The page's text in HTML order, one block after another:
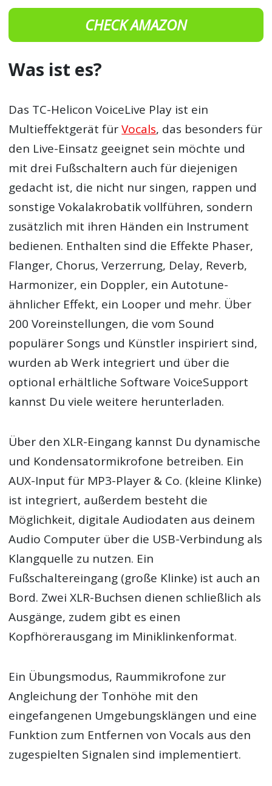
CHECK AMAZON
Was ist es?
Das TC-Helicon VoiceLive Play ist ein
Multieffektgerät fürVocals, das besonders für
den Live-Einsatz geeignet sein möchte und
mit drei Fußschaltern auch für diejenigen
gedacht ist, die nicht nur singen, rappen und
sonstige Vokalakrobatik vollführen, sondern
zusätzlich mit ihren Händen ein Instrument
bedienen. Enthalten sind die Effekte Phaser,
Flanger, Chorus, Verzerrung, Delay, Reverb,
Harmonizer, ein Doppler, ein Autotune-
ähnlicher Effekt, ein Looper und mehr. Über
200 Voreinstellungen, die vom Sound
populärer Songs und Künstler inspiriert sind,
wurden ab Werk integriert und über die
optional erhältliche Software VoiceSupport
kannst Du viele weitere herunterladen.
Über den XLR-Eingang kannst Du dynamische
und Kondensatormikrofone betreiben. Ein
AUX-Input für MP3-Player & Co. (kleine Klinke)
ist integriert, außerdem besteht die
Möglichkeit, digitale Audiodaten aus deinem
Audio Computer über die USB-Verbindung als
Klangquelle zu nutzen. Ein
Fußschaltereingang (große Klinke) ist auch an
Bord. Zwei XLR-Buchsen dienen schließlich als
Ausgänge, zudem gibt es einen
Kopfhörerausgang im Miniklinkenformat.
Ein Übungsmodus, Raummikrofone zur
Angleichung der Tonhöhe mit den
eingefangenen Umgebungsklängen und eine
Funktion zum Entfernen von Vocals aus den
zugespielten Signalen sind implementiert.